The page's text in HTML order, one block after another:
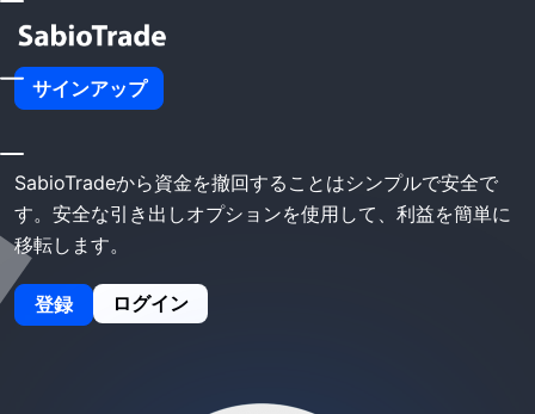
サインアップ
ホーム SabioTrade撤退
SabioTrade撤退
SabioTradeから資金を撤回することはシンプルで安全で
す。安全な引き出しオプションを使用して、利益を簡単に
移転します。
登録 ログイン